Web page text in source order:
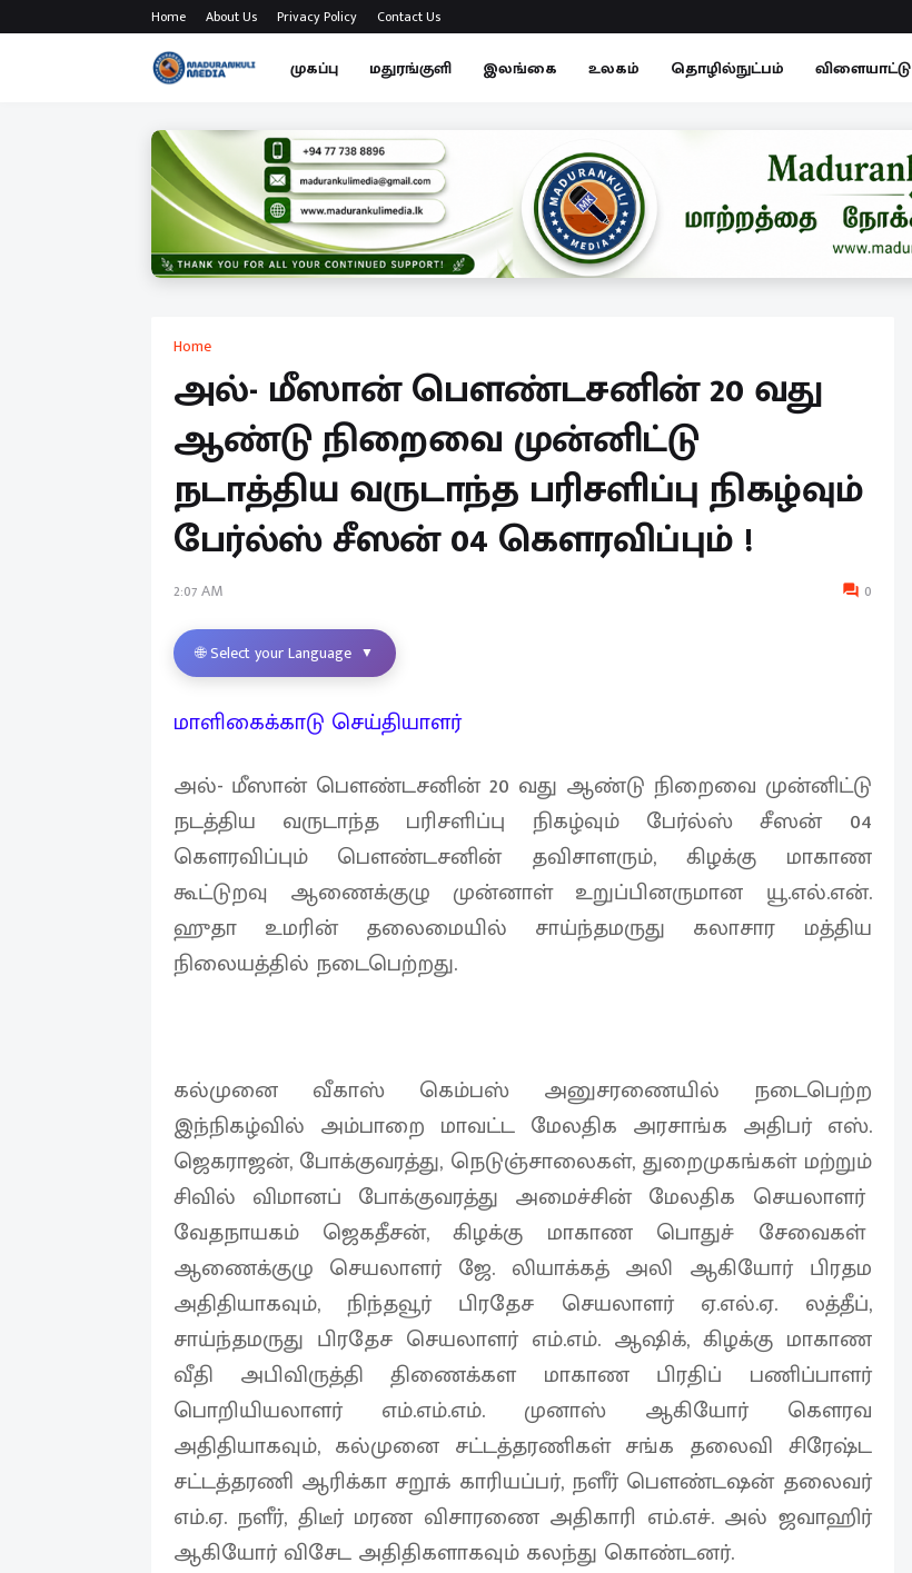
Home About Us Privacy Policy Contact Us
முகப்பு மதுரங்குளி இலங்கை உலகம் தொழில்நுட்பம் விளையாட்டு
Home
அல்- மீஸான் பௌண்டசனின் 20 வது
ஆண்டு நிறைவை முன்னிட்டு
நடாத்திய வருடாந்த பரிசளிப்பு நிகழ்வும்
பேர்ல்ஸ் சீஸன் 04 கௌரவிப்பும் !
2:07 AM 0
🌐 Select your Language ▼
மாளிகைக்காடு செய்தியாளர்
அல்- மீஸான் பௌண்டசனின் 20 வது ஆண்டு நிறைவை முன்னிட்டு
நடத்திய வருடாந்த பரிசளிப்பு நிகழ்வும் பேர்ல்ஸ் சீஸன் 04
கௌரவிப்பும் பௌண்டசனின் தவிசாளரும், கிழக்கு மாகாண
கூட்டுறவு ஆணைக்குழு முன்னாள் உறுப்பினருமான யூ.எல்.என்.
ஹுதா உமரின் தலைமையில் சாய்ந்தமருது கலாசார மத்திய
நிலையத்தில் நடைபெற்றது.
கல்முனை வீகாஸ் கெம்பஸ் அனுசரணையில் நடைபெற்ற
இந்நிகழ்வில் அம்பாறை மாவட்ட மேலதிக அரசாங்க அதிபர் எஸ்.
ஜெகராஜன், போக்குவரத்து, நெடுஞ்சாலைகள், துறைமுகங்கள் மற்றும்
சிவில் விமானப் போக்குவரத்து அமைச்சின் மேலதிக செயலாளர்
வேதநாயகம் ஜெகதீசன், கிழக்கு மாகாண பொதுச் சேவைகள்
ஆணைக்குழு செயலாளர் ஜே. லியாக்கத் அலி ஆகியோர் பிரதம
அதிதியாகவும், நிந்தவூர் பிரதேச செயலாளர் ஏ.எல்.ஏ. லத்தீப்,
சாய்ந்தமருது பிரதேச செயலாளர் எம்.எம். ஆஷிக், கிழக்கு மாகாண
வீதி அபிவிருத்தி திணைக்கள மாகாண பிரதிப் பணிப்பாளர்
பொறியியலாளர் எம்.எம்.எம். முனாஸ் ஆகியோர் கௌரவ
அதிதியாகவும், கல்முனை சட்டத்தரணிகள் சங்க தலைவி சிரேஷ்ட
சட்டத்தரணி ஆரிக்கா சறூக் காரியப்பர், நளீர் பௌண்டஷன் தலைவர்
எம்.ஏ. நளீர், திடீர் மரண விசாரணை அதிகாரி எம்.எச். அல் ஜவாஹிர்
ஆகியோர் விசேட அதிதிகளாகவும் கலந்து கொண்டனர்.